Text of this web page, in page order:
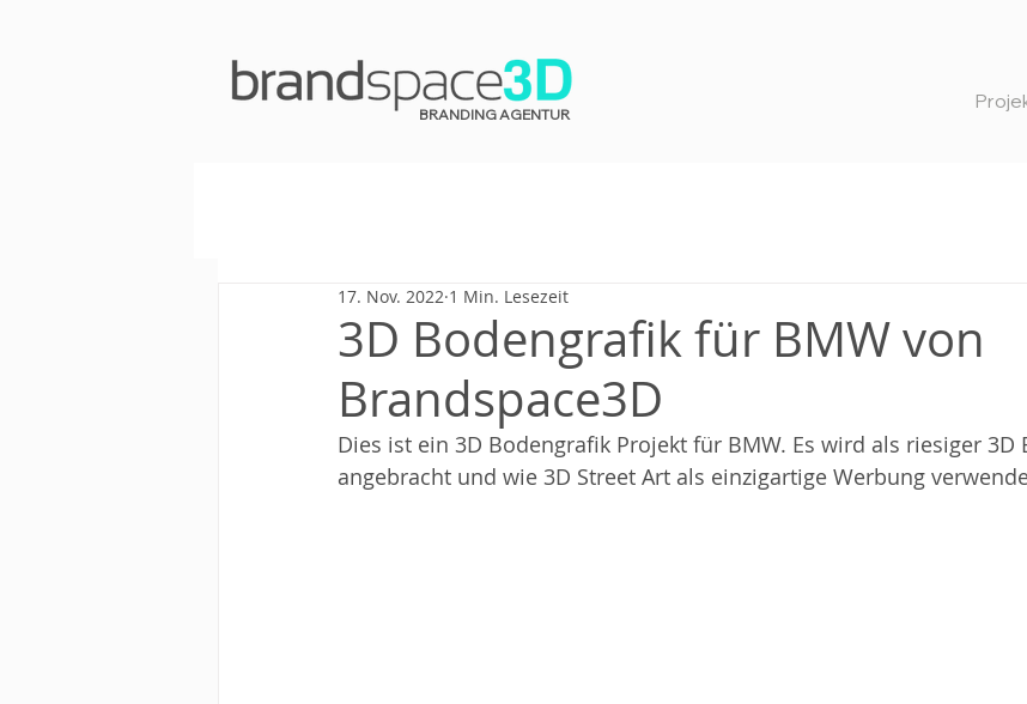
BRANDING AGENTUR
3D Bodengrafik für BMW von
Brandspace3D
17. Nov. 2022 1 Min. Lesezeit
Dies ist ein 3D Bodengrafik Projekt für BMW. Es wird als riesiger 3D
angebracht und wie 3D Street Art als einzigartige Werbung